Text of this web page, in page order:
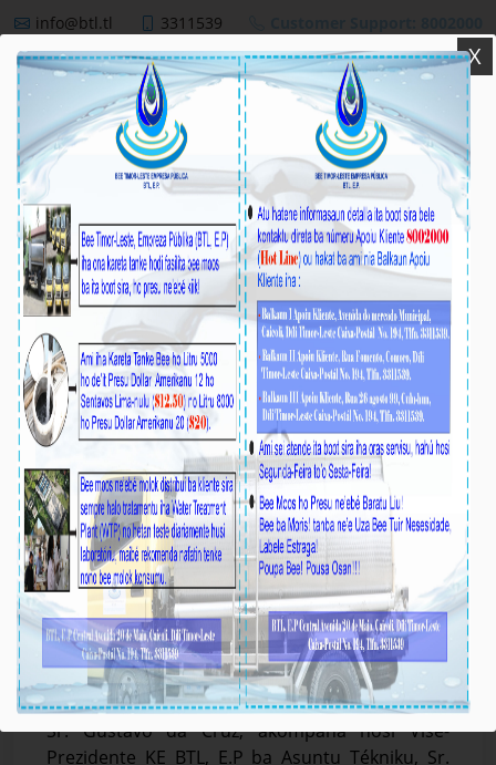
info@btl.tl 3311539
BTL,E.P
NEWS
Ezekutivu BTL, E.P Orienta Kargu Xefia sira Atu
Aselera Servisu iha Terrenu
Média_BTL, E.P November-15-2024
Díli, 15/11/2024. Prezidente Komisaun Ezekutiva
(KE) Bee Timor-Leste, Empreza Públika (BTL, E.P),
Sr. Gustavo da Cruz, akompaña hosi Vise-
Prezidente KE BTL, E.P ba Asuntu Tékniku, Sr.
X